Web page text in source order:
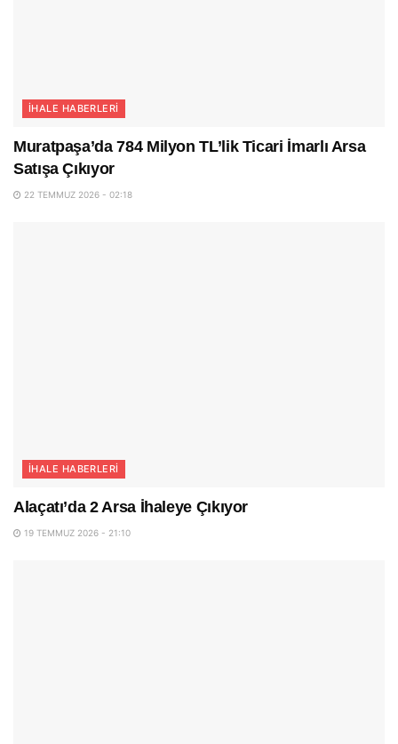
İHALE HABERLERI
Muratpaşa’da 784 Milyon TL’lik Ticari İmarlı Arsa
Satışa Çıkıyor
22 TEMMUZ 2026 - 02:18
İHALE HABERLERI
Alaçatı’da 2 Arsa İhaleye Çıkıyor
19 TEMMUZ 2026 - 21:10